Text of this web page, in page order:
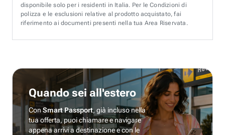
disponibile solo per i residenti in Italia. Per le Condizioni di
polizza e le esclusioni relative al prodotto acquistato, fai
riferimento ai documenti presenti nella tua Area Riservata.
Quando sei all'estero
ConSmart Passport, già incluso nella
tua offerta, puoi chiamare e navigare
appena arrivi a destinazione e con le